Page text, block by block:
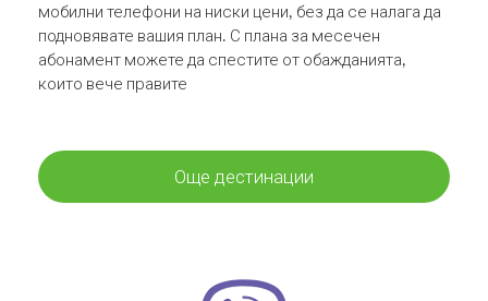
мобилни телефони на ниски цени, без да се налага да
подновявате вашия план. С плана за месечен
абонамент можете да спестите от обажданията,
които вече правите
Още дестинации